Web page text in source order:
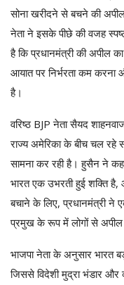
सोना खरीदने से बचने की
नेता ने इसके पीछे की वजह
है कि प्रधानमंत्री की अपील
आयात पर निर्भरता कम करना
है।
वरिष्ठ BJP नेता सैयद
राज्य अमेरिका के बीच चल रहे
सामना कर रही है। हुसैन ने
भारत एक उभरती हुई शक्ति
बचाने के लिए, प्रधानमंत्री ने
प्रमुख के रूप में लोगों से अपील
भाजपा नेता के अनुसार भारत
जिससे विदेशी मुद्रा भंडार और